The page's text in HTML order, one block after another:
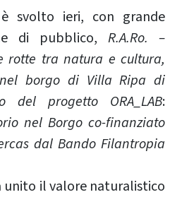
è svolto ieri, con grande
di pubblico, R.A.Ro. –
rotte tra natura e cultura,
borgo di Villa Ripa di
del progetto ORA_LAB:
nel Borgo co-finanziato
dal Bando Filantropia
unito il valore naturalistico